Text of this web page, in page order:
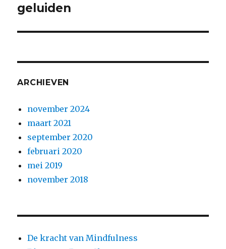
geluiden
ARCHIEVEN
november 2024
maart 2021
september 2020
februari 2020
mei 2019
november 2018
De kracht van Mindfulness